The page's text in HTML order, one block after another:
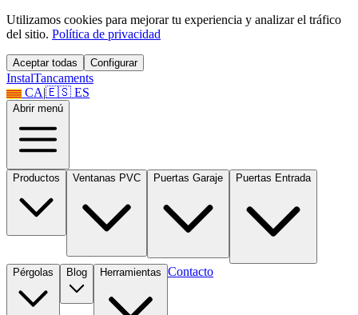
Utilizamos cookies para mejorar tu experiencia y analizar el tráfico
del sitio. Política de privacidad
Aceptar todas Configurar
InstalTancaments
CA|🇪🇸 ES
Abrir menú
Productos Ventanas PVC Puertas Garaje Puertas Entrada
Pérgolas Blog Herramientas Contacto